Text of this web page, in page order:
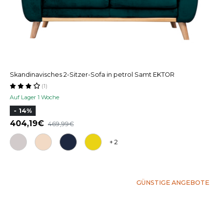
Skandinavisches 2-Sitzer-Sofa in petrol Samt EKTOR
Auf Lager 1 Woche
(1)
- 14%
404,19 469,99
+ 2
GÜNSTIGE ANGEBOTE